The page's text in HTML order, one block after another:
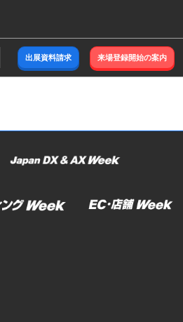
出展資料請求 来場登録開始の案内